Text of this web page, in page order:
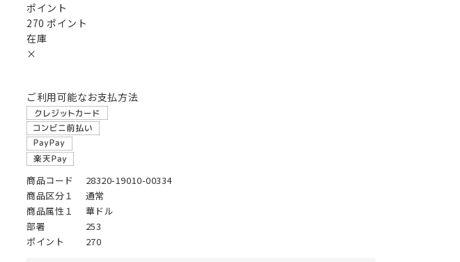
ポイント
270 ポイント
在庫
×
ご利用可能なお支払方法
商品コード
28320-19010-00334
商品区分１
通常
商品属性１
華ドル
部署
253
ポイント
270